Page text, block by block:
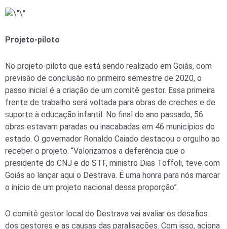
Projeto-piloto
No projeto-piloto que está sendo realizado em Goiás, com
previsão de conclusão no primeiro semestre de 2020, o
passo inicial é a criação de um comitê gestor. Essa primeira
frente de trabalho será voltada para obras de creches e de
suporte à educação infantil. No final do ano passado, 56
obras estavam paradas ou inacabadas em 46 municípios do
estado. O governador Ronaldo Caiado destacou o orgulho ao
receber o projeto. “Valorizamos a deferência que o
presidente do CNJ e do STF, ministro Dias Toffoli, teve com
Goiás ao lançar aqui o Destrava. É uma honra para nós marcar
o início de um projeto nacional dessa proporção”.
O comitê gestor local do Destrava vai avaliar os desafios
dos gestores e as causas das paralisações. Com isso, aciona